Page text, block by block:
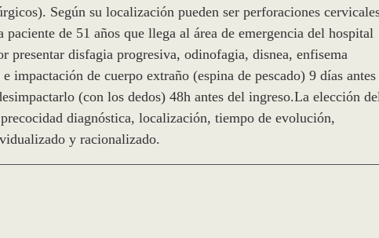
Según su localización pueden ser perforaciones
de 51 años que llega al área de emergencia del hospital
presentar disfagia progresiva, odinofagia, disnea, enfisema
impactación de cuerpo extraño (espina de pescado) 9 días
(con los dedos) 48h antes del ingreso.La elección
diagnóstica, localización, tiempo de evolución,
y racionalizado.